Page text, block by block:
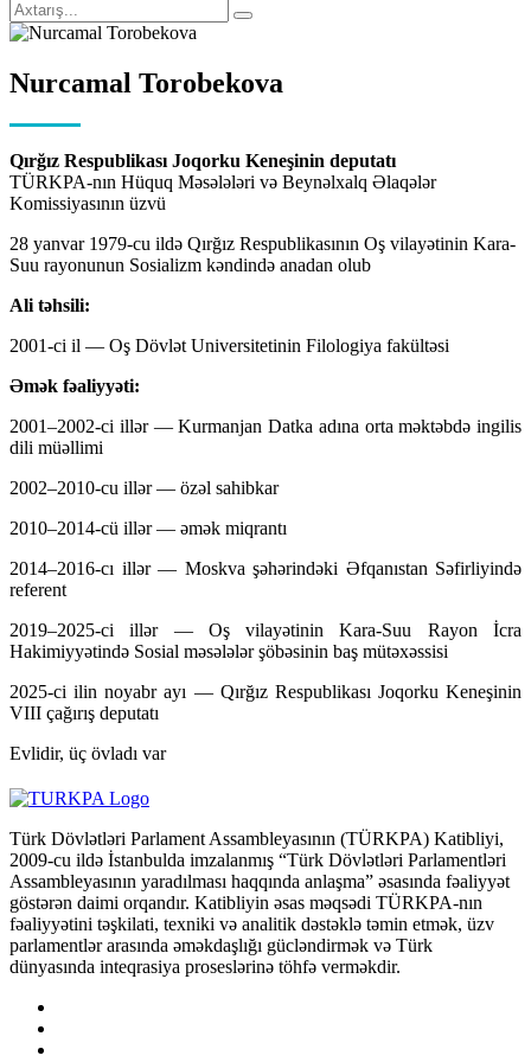
Nurcamal Torobekova
Qırğız Respublikası Joqorku Keneşinin deputatı
TÜRKPA-nın Hüquq Məsələləri və Beynəlxalq Əlaqələr
Komissiyasının üzvü
28 yanvar 1979-cu ildə Qırğız Respublikasının Oş vilayətinin Kara-
Suu rayonunun Sosializm kəndində anadan olub
Ali təhsili:
2001-ci il — Oş Dövlət Universitetinin Filologiya fakültəsi
Əmək fəaliyyəti:
2001–2002-ci illər — Kurmanjan Datka adına orta məktəbdə ingilis
dili müəllimi
2002–2010-cu illər — özəl sahibkar
2010–2014-cü illər — əmək miqrantı
2014–2016-cı illər — Moskva şəhərindəki Əfqanıstan Səfirliyində
referent
2019–2025-ci illər — Oş vilayətinin Kara-Suu Rayon İcra
Hakimiyyətində Sosial məsələlər şöbəsinin baş mütəxəssisi
2025-ci ilin noyabr ayı — Qırğız Respublikası Joqorku Keneşinin
VIII çağırış deputatı
Evlidir, üç övladı var
Türk Dövlətləri Parlament Assambleyasının (TÜRKPA) Katibliyi,
2009-cu ildə İstanbulda imzalanmış “Türk Dövlətləri Parlamentləri
Assambleyasının yaradılması haqqında anlaşma” əsasında fəaliyyət
göstərən daimi orqandır. Katibliyin əsas məqsədi TÜRKPA-nın
fəaliyyətini təşkilati, texniki və analitik dəstəklə təmin etmək, üzv
parlamentlər arasında əməkdaşlığı gücləndirmək və Türk
dünyasında inteqrasiya proseslərinə töhfə verməkdir.